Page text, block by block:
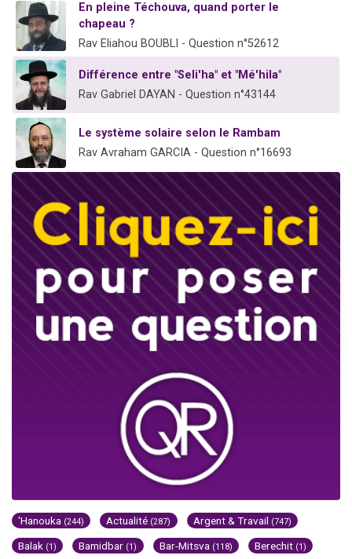
En pleine Téchouva, quand porter le
chapeau ?
Rav Eliahou BOUBLI - Question n°52612
Différence entre "Seli'ha" et "Mé'hila"
Rav Gabriel DAYAN - Question n°43144
Le système solaire selon le Rambam
Rav Avraham GARCIA - Question n°16693
'Hanouka (244) Actualité (287) Argent & Travail (747)
Balak (1) Bamidbar (1) Bar-Mitsva (118) Berechit (1)